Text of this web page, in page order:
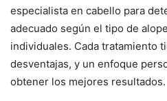
especialista en cabello para
adecuado según el tipo de
individuales. Cada tratamiento
desventajas, y un enfoque
obtener los mejores resultados.